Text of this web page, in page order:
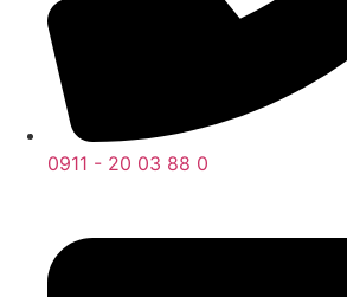
0911 - 20 03 88 0